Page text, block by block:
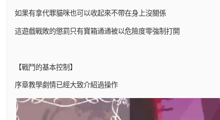
如果有拿代罪貓咪也可以收起來不帶在身上沒關係
這遊戲戰敗的懲罰只有寶箱通通被以危險度零強制打開
【戰鬥的基本控制】
序章教學劇情已經大致介紹過操作